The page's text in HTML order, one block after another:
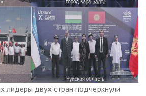
лидеры двух стран подчеркнули